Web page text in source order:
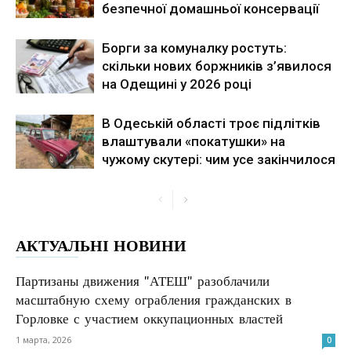
безпечної домашньої консервації
Борги за комуналку ростуть:
скільки нових боржників з’явилося
на Одещині у 2026 році
В Одеській області троє підлітків
влаштували «покатушки» на
чужому скутері: чим усе закінчилося
АКТУАЛЬНІ НОВИНИ
Партизаны движения "АТЕШ" разоблачили
масштабную схему ограбления гражданских в
Горловке с участием оккупационных властей
1 марта, 2026 0